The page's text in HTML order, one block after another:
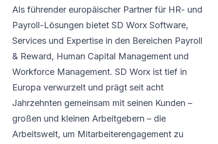
Als führender europäischer Partner für HR- und
Payroll-Lösungen bietet SD Worx Software,
Services und Expertise in den Bereichen Payroll
& Reward, Human Capital Management und
Workforce Management. SD Worx ist tief in
Europa verwurzelt und prägt seit acht
Jahrzehnten gemeinsam mit seinen Kunden –
großen und kleinen Arbeitgebern – die
Arbeitswelt, um Mitarbeiterengagement zu